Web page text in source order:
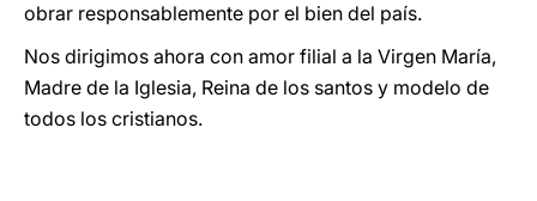
obrar responsablemente por el bien del país.
Nos dirigimos ahora con amor filial a la Virgen María,
Madre de la Iglesia, Reina de los santos y modelo de
todos los cristianos.